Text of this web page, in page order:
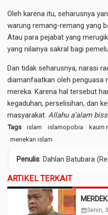
Oleh karena itu, seharusnya
warung remang-remang yang
Atau para pejabat yang
yang nilainya sakral bagi
Dan tidak seharusnya, narasi
diamanfaatkan oleh penguasa
mereka. Karena hal tersebut
kegaduhan, perselisihan, dan
masyarakat. Allahu a’alam
Tags islam islamopobia kaum
menekan islam
Penulis: Dahlan Batubara
ARTIKEL TERKAIT
calendar_monthSenin,